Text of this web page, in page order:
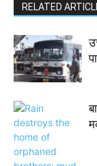
RELATED